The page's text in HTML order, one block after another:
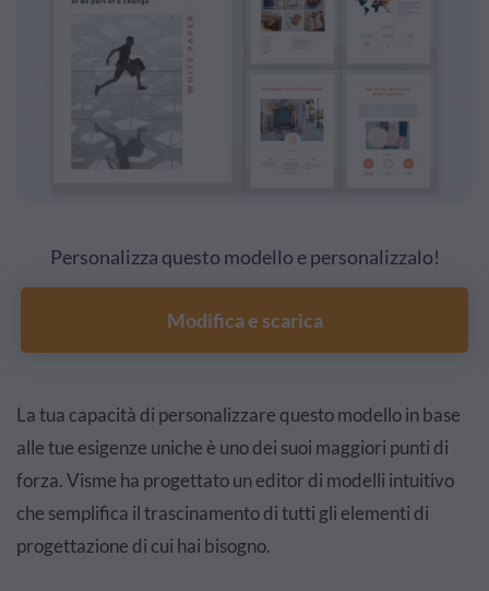
Personalizza questo modello e personalizzalo!
Modifica e scarica
La tua capacità di personalizzare questo modello in base
alle tue esigenze uniche è uno dei suoi maggiori punti di
forza. Visme ha progettato un editor di modelli intuitivo
che semplifica il trascinamento di tutti gli elementi di
progettazione di cui hai bisogno.